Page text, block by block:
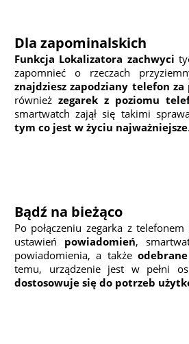
Dla zapominalskich
Funkcja Lokalizatora zachwyci
zapomnieć o rzeczach
znajdziesz zapodziany telefon za
również zegarek z poziomu
smartwatch zajął się takimi
tym co jest w życiu najważniejsze.
Bądź na bieżąco
Po połączeniu zegarka z
ustawień powiadomień,
powiadomienia, a także
temu, urządzenie jest w pełni
dostosowuje się do potrzeb